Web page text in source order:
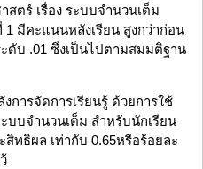
ตร์ เรื่อง ระบบจำนวนเต็ม
มีคะแนนหลังเรียน สูงกว่าก่อน
ดับ .01 ซึ่งเป็นไปตามสมมติฐาน
ารจัดการเรียนรู้ ด้วยการใช้
บจำนวนเต็ม สำหรับนักเรียน
ทธิผล เท่ากับ 0.65หรือร้อยละ